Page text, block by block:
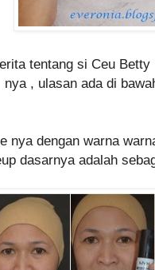
tentang si Ceu
nya , ulasan ada di
nya dengan warna
dasarnya adalah